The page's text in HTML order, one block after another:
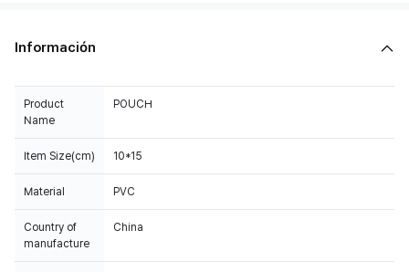
Información
Product
Name
POUCH
Item Size(cm) 10*15
Material PVC
Country of
manufacture
China